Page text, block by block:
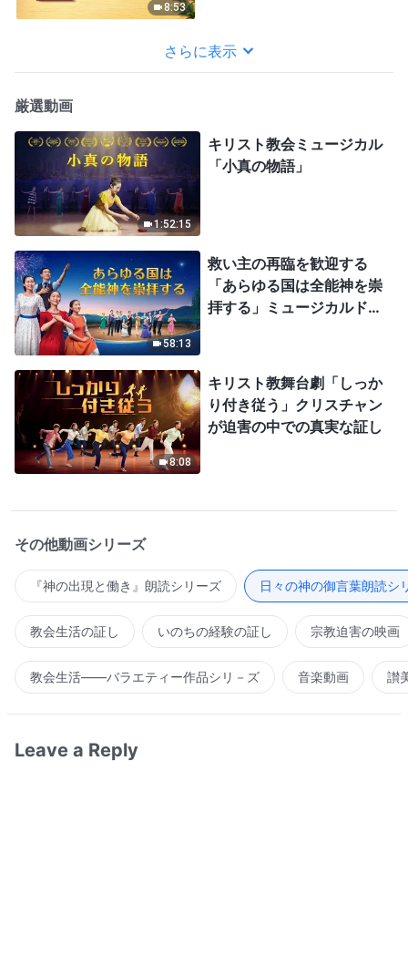
8:53
さらに表示
厳選動画
1:52:15
キリスト教会ミュージカル
「小真の物語」
58:13
救い主の再臨を歓迎する
「あらゆる国は全能神を崇
拝する」ミュージカルドラ
8:08
キリスト教舞台劇「しっか
り付き従う」クリスチャン
が迫害の中での真実な証し
その他動画シリーズ
『神の出現と働き』朗読シリーズ 日々の神の御言葉朗読シ
教会生活の証し いのちの経験の証し 宗教迫害の映画
教会生活――バラエティー作品シリ－ズ 音楽動画 讃
Leave a Reply